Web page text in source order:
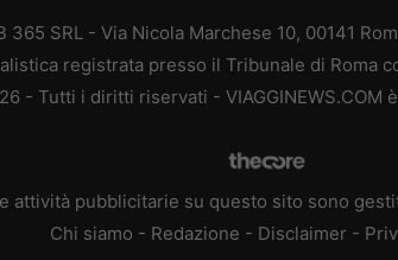
SRL - Via Nicola Marchese 10, 00141
registrata presso il Tribunale di Roma
- Tutti i diritti riservati - VIAGGINEWS.COM
attività pubblicitarie su questo sito sono
Chi siamo - Redazione - Disclaimer -